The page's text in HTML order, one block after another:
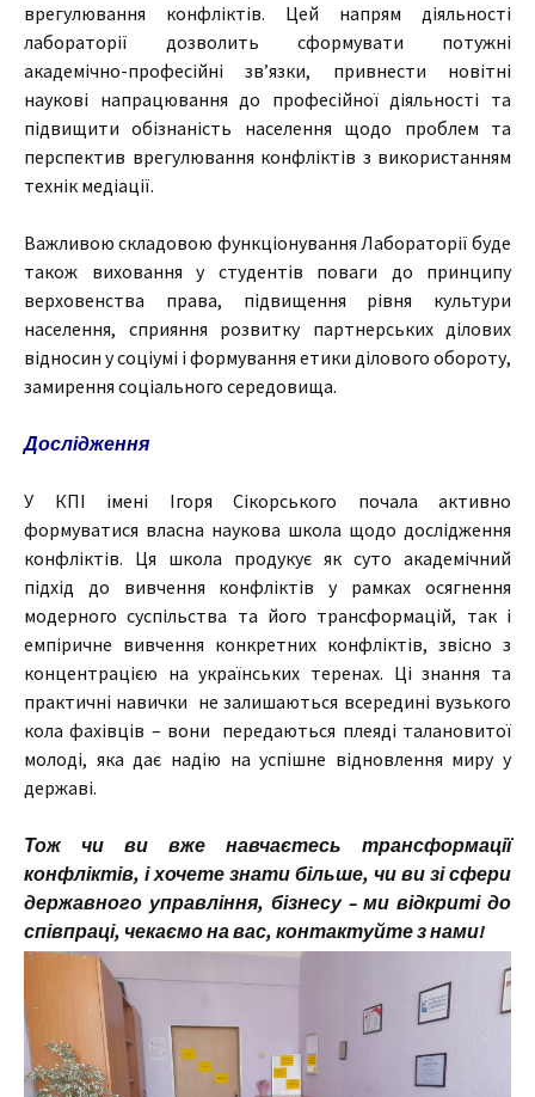
врегулювання конфліктів. Цей напрям діяльності
лабораторії дозволить сформувати потужні
академічно-професійні зв’язки, привнести новітні
наукові напрацювання до професійної діяльності та
підвищити обізнаність населення щодо проблем та
перспектив врегулювання конфліктів з використанням
технік медіації.
Важливою складовою функціонування Лабораторії буде
також виховання у студентів поваги до принципу
верховенства права, підвищення рівня культури
населення, сприяння розвитку партнерських ділових
відносин у соціумі і формування етики ділового обороту,
замирення соціального середовища.
Дослідження
У КПІ імені Ігоря Сікорського почала активно
формуватися власна наукова школа щодо дослідження
конфліктів. Ця школа продукує як суто академічний
підхід до вивчення конфліктів у рамках осягнення
модерного суспільства та його трансформацій, так і
емпіричне вивчення конкретних конфліктів, звісно з
концентрацією на українських теренах. Ці знання та
практичні навички не залишаються всередині вузького
кола фахівців – вони передаються плеяді талановитої
молоді, яка дає надію на успішне відновлення миру у
державі.
Тож чи ви вже навчаєтесь трансформації
конфліктів, і хочете знати більше, чи ви зі сфери
державного управління, бізнесу – ми відкриті до
співпраці, чекаємо на вас, контактуйте з нами!